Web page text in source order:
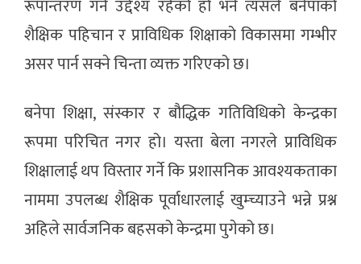
रूपान्तरण गर्ने उद्देश्य रहेको हो भने त्यसले बनेपाको
शैक्षिक पहिचान र प्राविधिक शिक्षाको विकासमा गम्भीर
असर पार्न सक्ने चिन्ता व्यक्त गरिएको छ।
बनेपा शिक्षा, संस्कार र बौद्धिक गतिविधिको केन्द्रका
रूपमा परिचित नगर हो। यस्ता बेला नगरले प्राविधिक
शिक्षालाई थप विस्तार गर्ने कि प्रशासनिक आवश्यकताका
नाममा उपलब्ध शैक्षिक पूर्वाधारलाई खुम्च्याउने भन्ने प्रश्न
अहिले सार्वजनिक बहसको केन्द्रमा पुगेको छ।